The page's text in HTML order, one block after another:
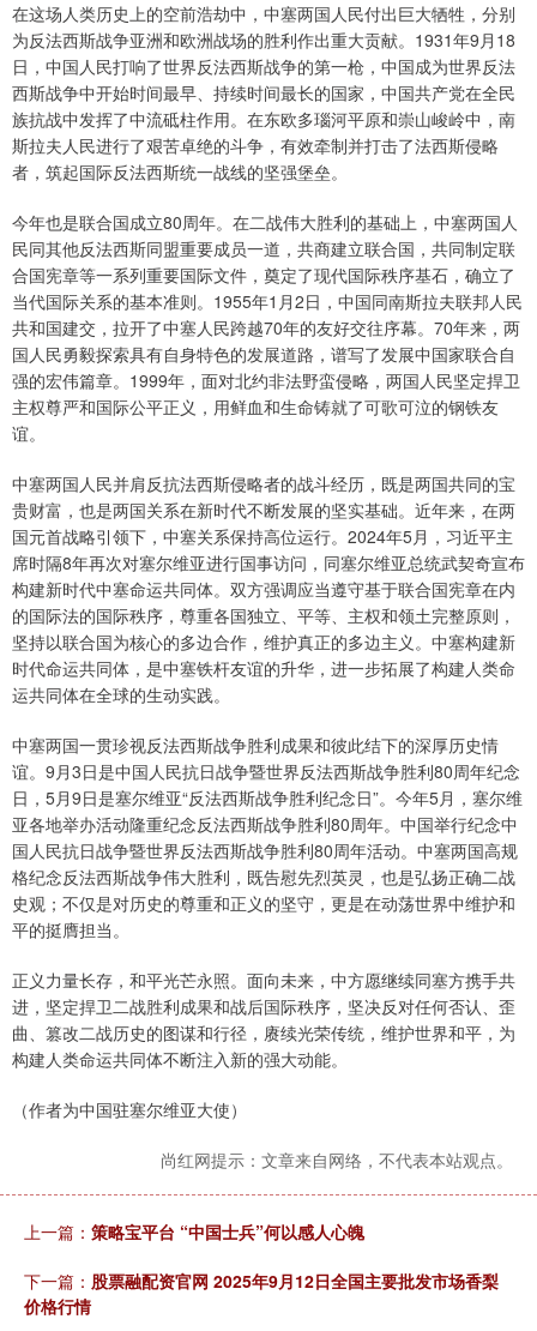
在这场人类历史上的空前浩劫中，中塞两国人民付出巨大牺牲，分别
为反法西斯战争亚洲和欧洲战场的胜利作出重大贡献。1931年9月18
日，中国人民打响了世界反法西斯战争的第一枪，中国成为世界反法
西斯战争中开始时间最早、持续时间最长的国家，中国共产党在全民
族抗战中发挥了中流砥柱作用。在东欧多瑙河平原和崇山峻岭中，南
斯拉夫人民进行了艰苦卓绝的斗争，有效牵制并打击了法西斯侵略
者，筑起国际反法西斯统一战线的坚强堡垒。
今年也是联合国成立80周年。在二战伟大胜利的基础上，中塞两国人
民同其他反法西斯同盟重要成员一道，共商建立联合国，共同制定联
合国宪章等一系列重要国际文件，奠定了现代国际秩序基石，确立了
当代国际关系的基本准则。1955年1月2日，中国同南斯拉夫联邦人民
共和国建交，拉开了中塞人民跨越70年的友好交往序幕。70年来，两
国人民勇毅探索具有自身特色的发展道路，谱写了发展中国家联合自
强的宏伟篇章。1999年，面对北约非法野蛮侵略，两国人民坚定捍卫
主权尊严和国际公平正义，用鲜血和生命铸就了可歌可泣的钢铁友
谊。
中塞两国人民并肩反抗法西斯侵略者的战斗经历，既是两国共同的宝
贵财富，也是两国关系在新时代不断发展的坚实基础。近年来，在两
国元首战略引领下，中塞关系保持高位运行。2024年5月，习近平主
席时隔8年再次对塞尔维亚进行国事访问，同塞尔维亚总统武契奇宣布
构建新时代中塞命运共同体。双方强调应当遵守基于联合国宪章在内
的国际法的国际秩序，尊重各国独立、平等、主权和领土完整原则，
坚持以联合国为核心的多边合作，维护真正的多边主义。中塞构建新
时代命运共同体，是中塞铁杆友谊的升华，进一步拓展了构建人类命
运共同体在全球的生动实践。
中塞两国一贯珍视反法西斯战争胜利成果和彼此结下的深厚历史情
谊。9月3日是中国人民抗日战争暨世界反法西斯战争胜利80周年纪念
日，5月9日是塞尔维亚“反法西斯战争胜利纪念日”。今年5月，塞尔维
亚各地举办活动隆重纪念反法西斯战争胜利80周年。中国举行纪念中
国人民抗日战争暨世界反法西斯战争胜利80周年活动。中塞两国高规
格纪念反法西斯战争伟大胜利，既告慰先烈英灵，也是弘扬正确二战
史观；不仅是对历史的尊重和正义的坚守，更是在动荡世界中维护和
平的挺膺担当。
正义力量长存，和平光芒永照。面向未来，中方愿继续同塞方携手共
进，坚定捍卫二战胜利成果和战后国际秩序，坚决反对任何否认、歪
曲、篡改二战历史的图谋和行径，赓续光荣传统，维护世界和平，为
构建人类命运共同体不断注入新的强大动能。
（作者为中国驻塞尔维亚大使）
尚红网提示：文章来自网络，不代表本站观点。
上一篇： 策略宝平台 “中国士兵”何以感人心魄
下一篇： 股票融配资官网 2025年9月12日全国主要批发市场香梨
价格行情